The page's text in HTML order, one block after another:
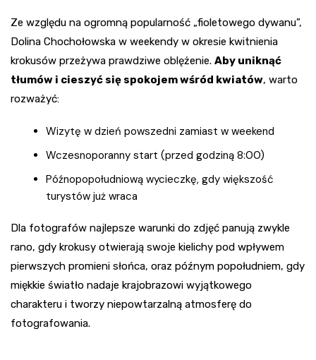
Ze względu na ogromną popularność „fioletowego dywanu”,
Dolina Chochołowska w weekendy w okresie kwitnienia
krokusów przeżywa prawdziwe oblężenie. Aby uniknąć
tłumów i cieszyć się spokojem wśród kwiatów, warto
rozważyć:
Wizytę w dzień powszedni zamiast w weekend
Wczesnoporanny start (przed godziną 8:00)
Późnopopołudniową wycieczkę, gdy większość
turystów już wraca
Dla fotografów najlepsze warunki do zdjęć panują zwykle
rano, gdy krokusy otwierają swoje kielichy pod wpływem
pierwszych promieni słońca, oraz późnym popołudniem, gdy
miękkie światło nadaje krajobrazowi wyjątkowego
charakteru i tworzy niepowtarzalną atmosferę do
fotografowania.